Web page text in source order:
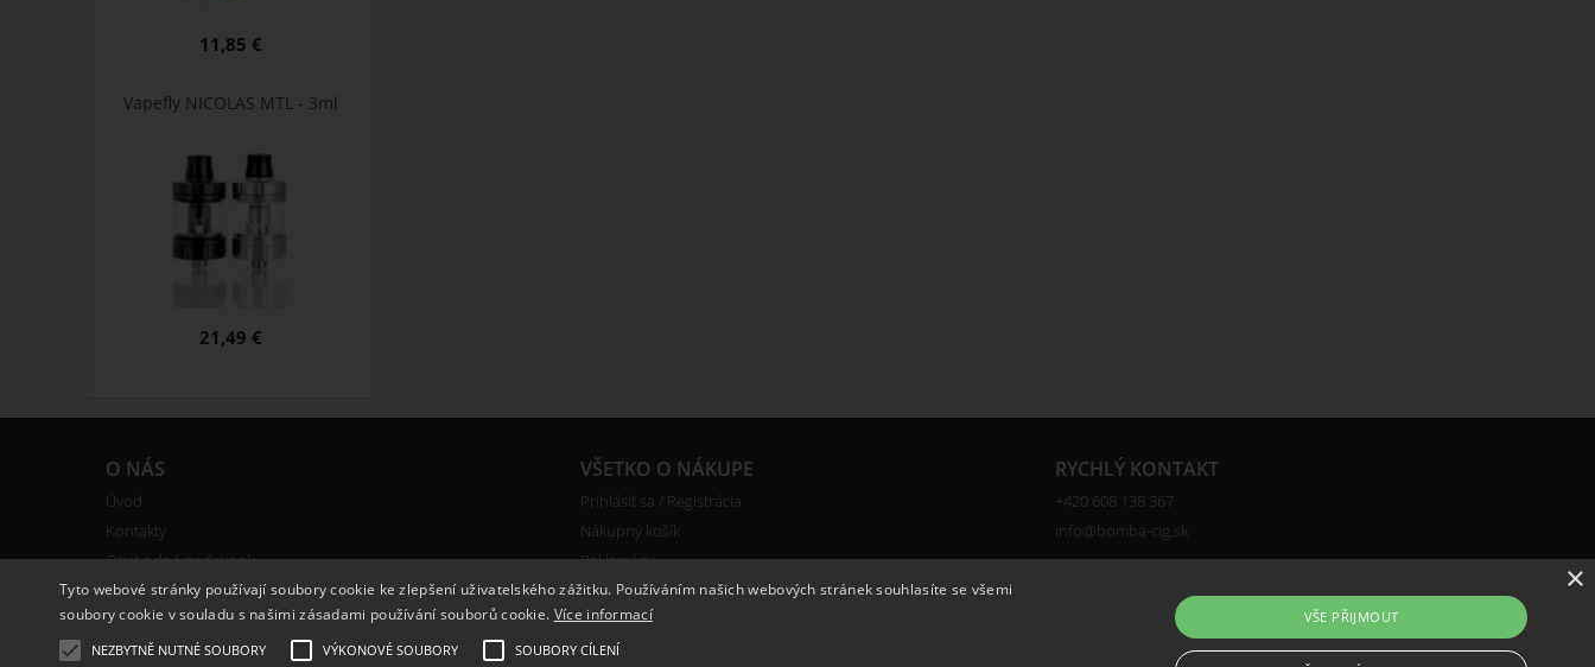
11,85 €
Vapefly NICOLAS MTL - 3ml
21,49 €
O NÁS
Úvod
Kontakty
Obchodné podmienky
Vernostný systém
VŠETKO O NÁKUPE
Prihlásiť sa / Registrácia
Nákupný košík
Reklamácie
Doprava
Certifikáty
RYCHLÝ KONTAKT
+420 608 138 367
info@bomba-cig.sk
×
Tyto webové stránky používají soubory cookie ke zlepšení uživatelského zážitku. Používáním našich webových stránek souhlasíte se všemi
soubory cookie v souladu s našimi zásadami používání souborů cookie. Více informací
NEZBYTNĚ NUTNÉ SOUBORY VÝKONOVÉ SOUBORY SOUBORY CÍLENÍ
VŠE PŘIJMOUT